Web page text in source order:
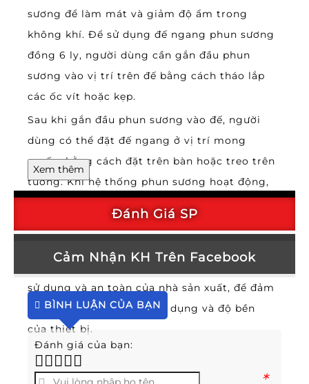
sương để làm mát và giảm độ ẩm trong
không khí. Để sử dụng đế ngang phun sương
đồng 6 ly, người dùng cần gắn đầu phun
sương vào vị trí trên đế bằng cách tháo lắp
các ốc vít hoặc kẹp.
Sau khi gắn đầu phun sương vào đế, người
dùng có thể đặt đế ngang ở vị trí mong
muốn, bằng cách đặt trên bàn hoặc treo trên
tường. Khi hệ thống phun sương hoạt động,
đầu phun sương sẽ phun ra hơi nước sương
và được hướng đến vị trí mong muốn.
sương đồng 6 ly cần tuân thủ các hướng dẫn
sử dụng và an toàn của nhà sản xuất, để đảm
bảo an toàn cho người sử dụng và độ bền
của thiết bị.
Xem thêm
Đánh Giá SP
Cảm Nhận KH Trên Facebook
BÌNH LUẬN CỦA BẠN
Đánh giá của bạn:
*